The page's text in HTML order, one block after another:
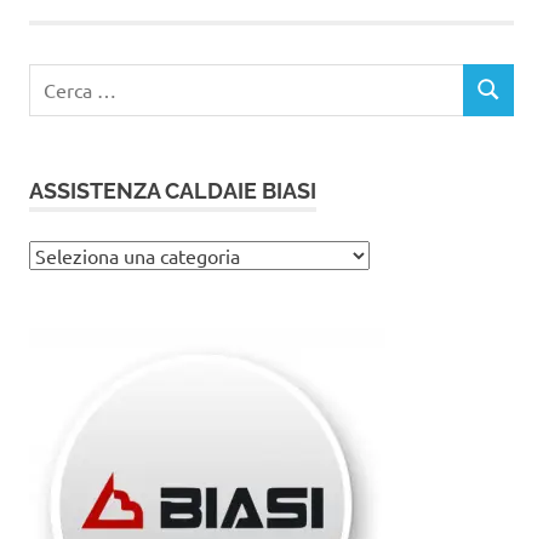
CERCA
ASSISTENZA CALDAIE BIASI
Assistenza